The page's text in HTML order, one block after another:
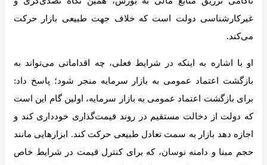
غیرکارشناسی دولت است که خلاف جهت طبیعی بازار حرکت
می‌کند.
او با اشاره به اینکه در شرایط فعلی، چه اقداماتی می‌تواند به
بازگشت اعتماد عمومی به بازار سرمایه منجر شود؛ پاسخ داد:
برای بازگشت اعتماد عمومی به بازار سرمایه، اولین گام این است
که دولت از دخالت مستقیم در روند قیمت‌گذاری خودداری کند و
اجازه دهد بازار به سمت تعادل طبیعی حرکت کند. ابزارهایی مانند
حجم مبنا و دامنه نوسان، که برای کنترل قیمت در شرایط خاص